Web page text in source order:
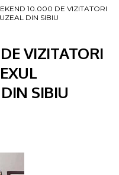
10.000 DE VIZITATORI
DIN SIBIU
VIZITATORI
SIBIU